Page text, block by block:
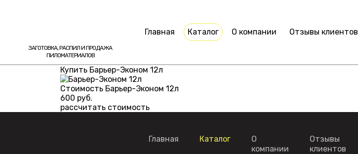
ЗАГОТОВКА, РАСПИЛ И ПРОДАЖА
ПИЛОМАТЕРИАЛОВ
Главная Каталог О компании Отзывы клиентов
Купить Барьер-Эконом 12л
Стоимость Барьер-Эконом 12л
600 руб.
рассчитать стоимость
Главная Каталог
О
компании
Отзывы
клиентов